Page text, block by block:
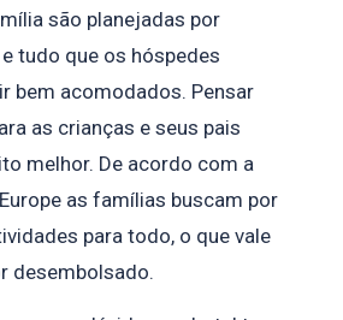
são planejadas por
tudo que os hóspedes
bem acomodados. Pensar
as crianças e seus pais
melhor. De acordo com a
as famílias buscam por
para todo, o que vale
desembolsado.